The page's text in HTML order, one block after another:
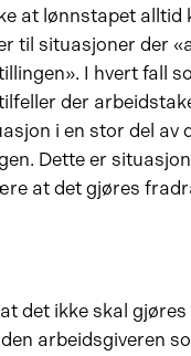
at lønnstapet alltid
til situasjoner der
I hvert fall
der
i en stor del av
Dette er
at det gjøres
det ikke skal
arbeidsgiveren